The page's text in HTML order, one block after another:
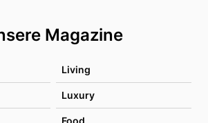
Magazine
Living
Luxury
Food